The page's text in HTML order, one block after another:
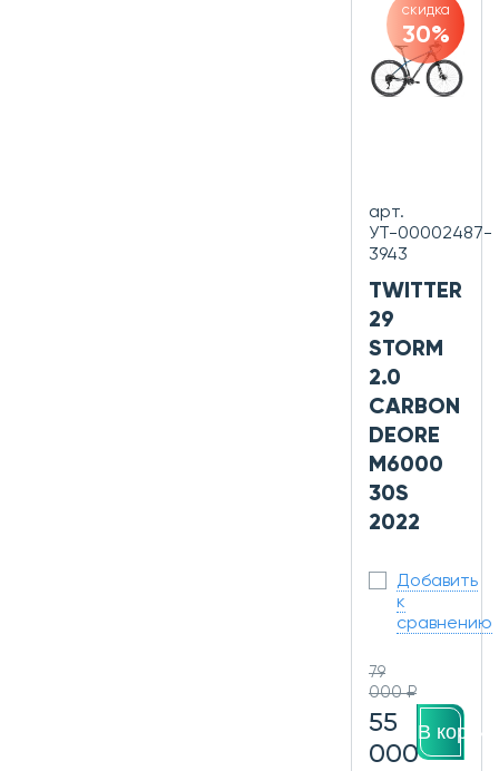
скидка
30%
арт.
УТ-00002487-
3943
TWITTER
29
STORM
2.0
CARBON
DEORE
M6000
30S
2022
Добавить
к
сравнению
79
000 ₽
55
000
В